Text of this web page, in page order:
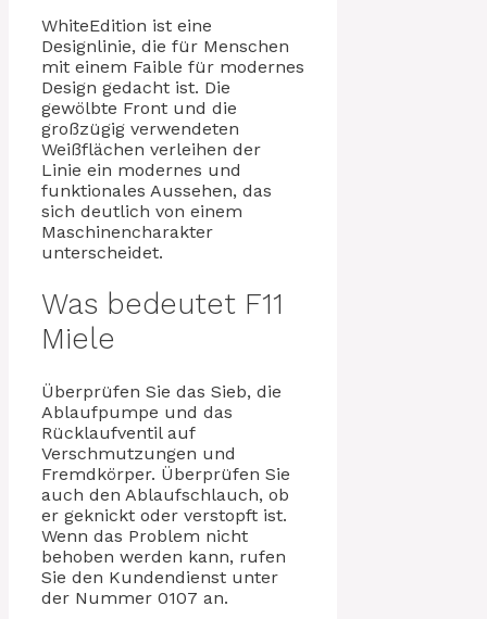
WhiteEdition ist eine
Designlinie, die für Menschen
mit einem Faible für modernes
Design gedacht ist. Die
gewölbte Front und die
großzügig verwendeten
Weißflächen verleihen der
Linie ein modernes und
funktionales Aussehen, das
sich deutlich von einem
Maschinencharakter
unterscheidet.
Was bedeutet F11
Miele
Überprüfen Sie das Sieb, die
Ablaufpumpe und das
Rücklaufventil auf
Verschmutzungen und
Fremdkörper. Überprüfen Sie
auch den Ablaufschlauch, ob
er geknickt oder verstopft ist.
Wenn das Problem nicht
behoben werden kann, rufen
Sie den Kundendienst unter
der Nummer 0107 an.